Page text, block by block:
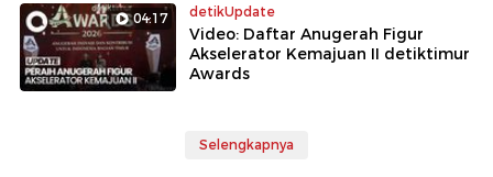
04:17 detikUpdate
Video: Daftar Anugerah Figur
Akselerator Kemajuan II detiktimur
Awards
Selengkapnya